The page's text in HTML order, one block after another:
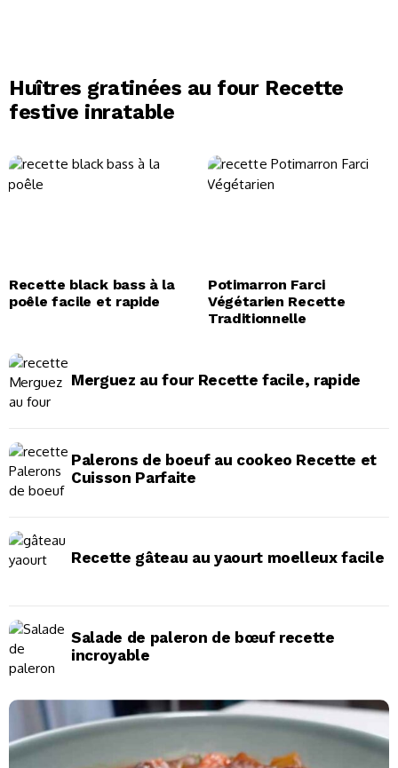
Huîtres gratinées au four Recette
festive inratable
Recette black bass à la
poêle facile et rapide
Potimarron Farci
Végétarien Recette
Traditionnelle
Merguez au four Recette facile, rapide
Palerons de boeuf au cookeo Recette et
Cuisson Parfaite
Recette gâteau au yaourt moelleux facile
Salade de paleron de bœuf recette
incroyable